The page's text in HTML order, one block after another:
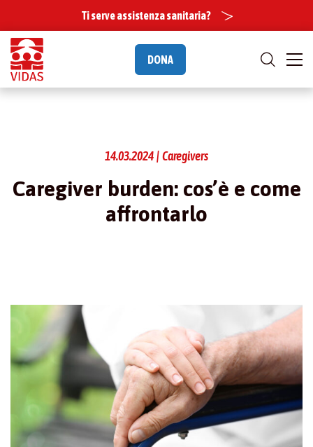
Ti serve assistenza sanitaria?
DONA
14.03.2024 | Caregivers
Caregiver burden: cos’è e come
affrontarlo